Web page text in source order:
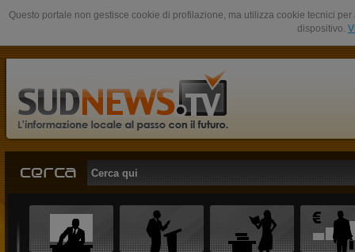
Questo portale non gestisce cookie di profilazione, ma utilizza cookie tecnici
dispositivo.